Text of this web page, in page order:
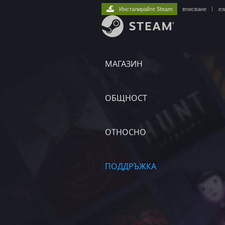
МАГАЗИН
ОБЩНОСТ
ОТНОСНО
ПОДДРЪЖКА
Инсталирайте Steam вписване